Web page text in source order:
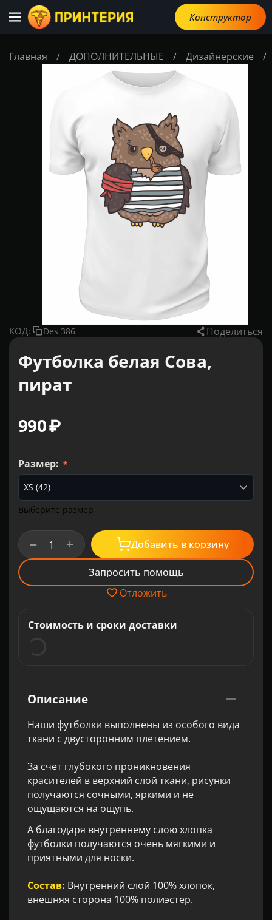
Конструктор
Главная / ДОПОЛНИТЕЛЬНЫЕ / Дизайнерские /
КОД: Des 386 Поделиться
Футболка белая Сова,
пират
‍990‍₽
Размер:
Выберите размер
+
− Добавить в корзину
Запросить помощь
Отложить
Стоимость и сроки доставки
Описание
Наши футболки выполнены из особого вида
ткани с двусторонним плетением.
За счет глубокого проникновения
красителей в верхний слой ткани, рисунки
получаются сочными, яркими и не
ощущаются на ощупь.
А благодаря внутреннему слою хлопка
футболки получаются очень мягкими и
приятными для носки.
Состав: Внутренний слой 100% хлопок,
внешняя сторона 100% полиэстер.